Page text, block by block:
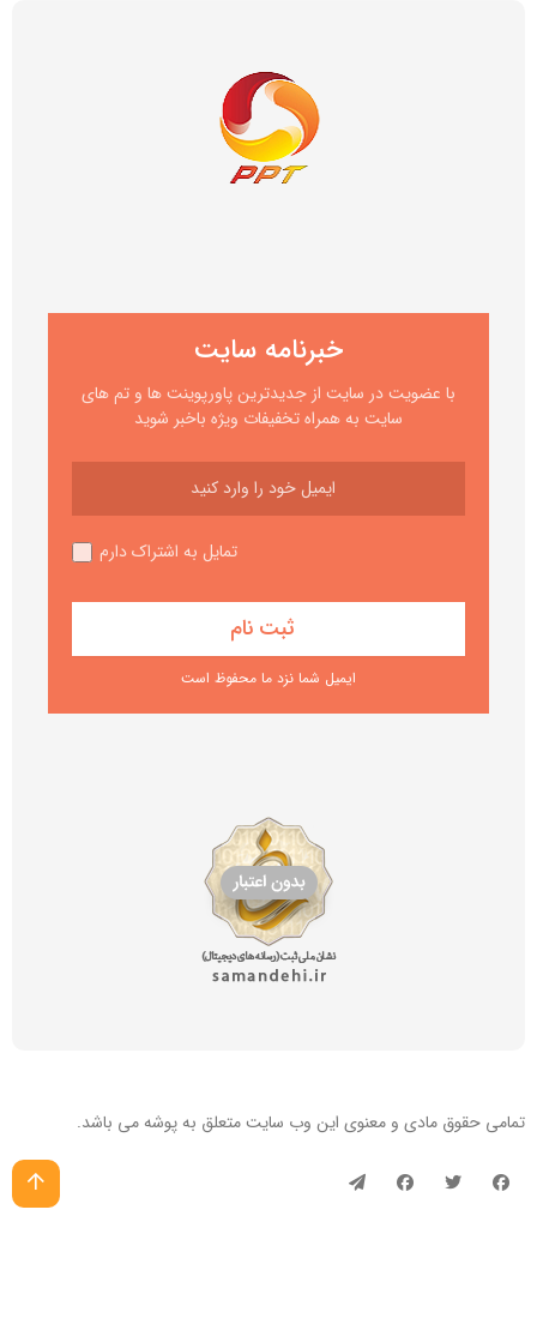
خبرنامه سایت
با عضویت در سایت از جدیدترین پاورپوینت ها و تم های
سایت به همراه تخفیفات ویژه باخبر شوید
تمایل به اشتراک دارم
ایمیل شما نزد ما محفوظ است
تمامی حقوق مادی و معنوی این وب سایتمتعلق به پوشه می باشد.